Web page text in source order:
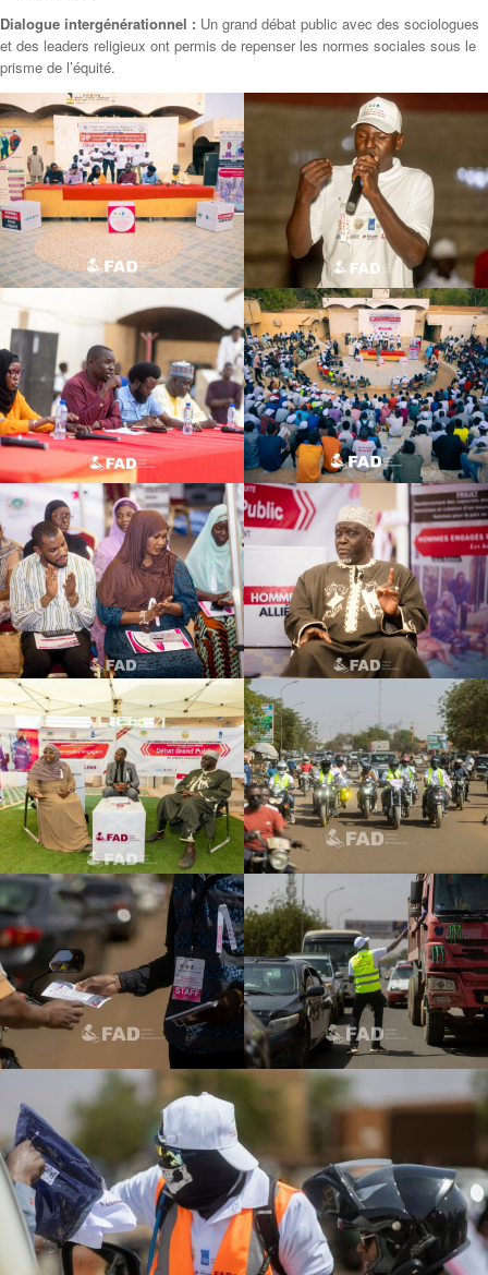
Dialogue intergénérationnel : Un grand débat public avec des sociologues
et des leaders religieux ont permis de repenser les normes sociales sous le
prisme de l’équité.